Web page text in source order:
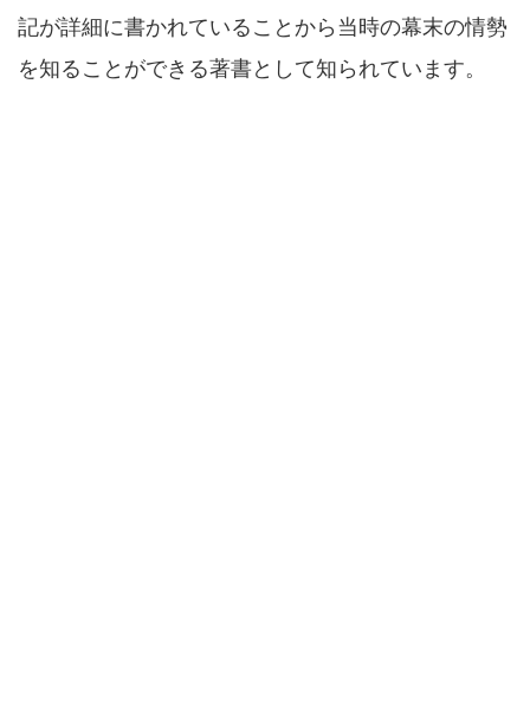
記が詳細に書かれていることから当時の幕末の情勢
を知ることができる著書として知られています。